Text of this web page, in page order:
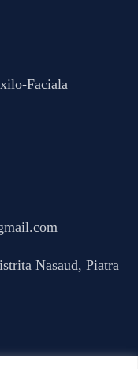
Faciala
Nasaud, Piatra